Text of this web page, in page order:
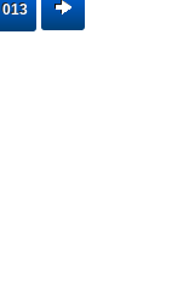
013